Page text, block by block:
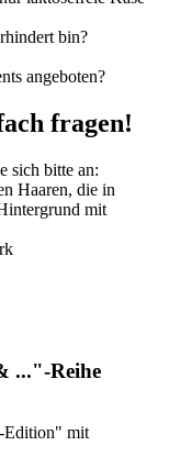
bin?
angeboten?
fragen!
sich bitte an:
..."-Reihe
Edition" mit